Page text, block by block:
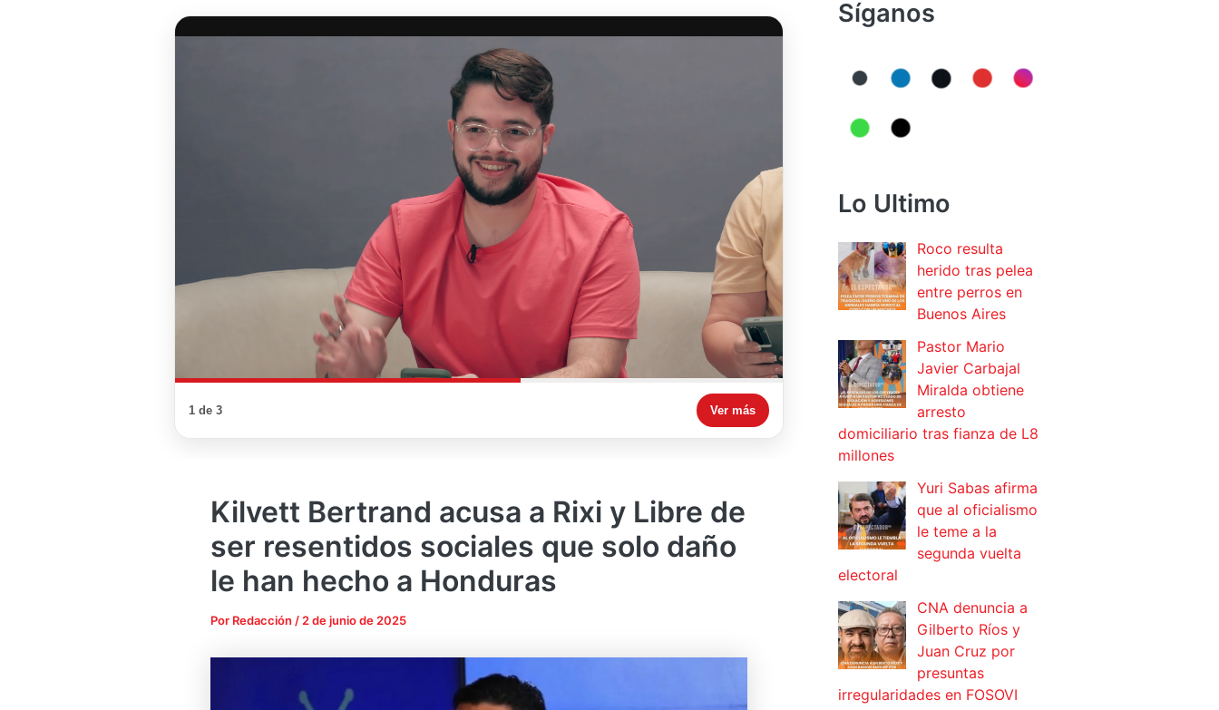
1 de 3 Ver más
Kilvett Bertrand acusa a Rixi y Libre de
ser resentidos sociales que solo daño
le han hecho a Honduras
Por Redacción / 2 de junio de 2025
Síganos
Lo Ultimo
Roco resulta
herido tras pelea
entre perros en
Buenos Aires
Pastor Mario
Javier Carbajal
Miralda obtiene
arresto
domiciliario tras fianza de L8
millones
Yuri Sabas afirma
que al oficialismo
le teme a la
segunda vuelta
electoral
CNA denuncia a
Gilberto Ríos y
Juan Cruz por
presuntas
irregularidades en FOSOVI